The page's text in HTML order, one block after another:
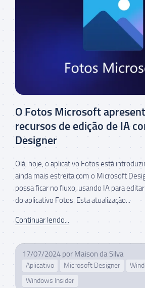
O Fotos Microsoft
recursos de edição de IA
Designer
Olá, hoje, o aplicativo Fotos está
ainda mais estreita com o Microsoft
possa ficar no fluxo, usando IA para
do aplicativo Fotos. Esta atualização...
Continuar lendo...
17/07/2024 por Maison da Silva
Aplicativo Microsoft Designer
Windows Insider